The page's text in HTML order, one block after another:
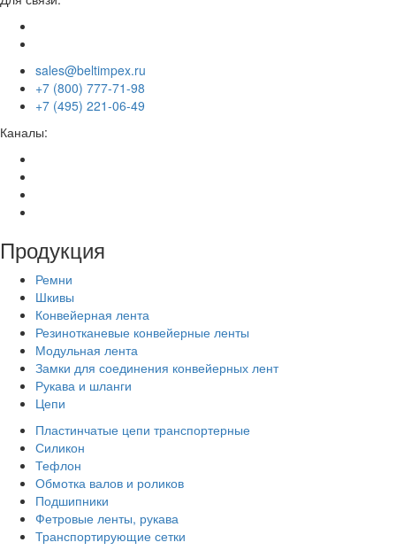
sales@beltimpex.ru
+7 (800) 777-71-98
+7 (495) 221-06-49
Каналы:
Продукция
Ремни
Шкивы
Конвейерная лента
Резинотканевые конвейерные ленты
Модульная лента
Замки для соединения конвейерных лент
Рукава и шланги
Цепи
Пластинчатые цепи транспортерные
Силикон
Тефлон
Обмотка валов и роликов
Подшипники
Фетровые ленты, рукава
Транспортирующие сетки